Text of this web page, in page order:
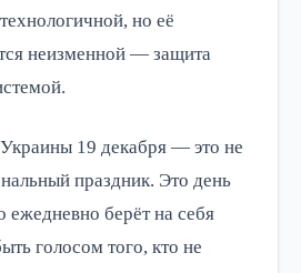
но её
неизменной — защита
19 декабря — это не
праздник. Это день
ежедневно берёт на себя
голосом того, кто не